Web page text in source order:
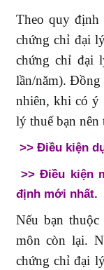
Theo quy định
chứng chỉ đại
chứng chỉ đại
lần/năm).
nhiên, khi có ý
lý thuế bạn
>> Điều kiện
>>Điều kiện
định mới nhất.
Nếu bạn
môn còn lại.
chứng chỉ đại